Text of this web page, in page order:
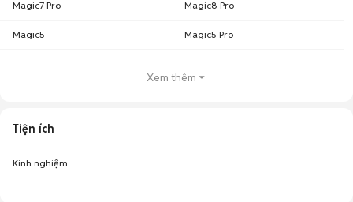
Magic7 Pro Magic8 Pro
Magic5 Magic5 Pro
Xem thêm
Tiện ích
Kinh nghiệm